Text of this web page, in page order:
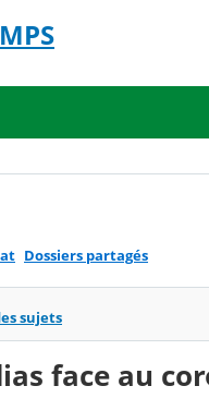
Dossiers partagés
sujets
face au